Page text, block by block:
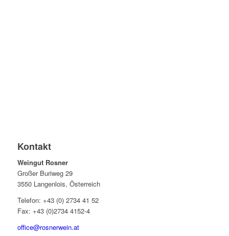
Kontakt
Weingut Rosner
Großer Buriweg 29
3550 Langenlois, Österreich
Telefon: +43 (0) 2734 41 52
Fax: +43 (0)2734 4152-4
office@rosnerwein.at